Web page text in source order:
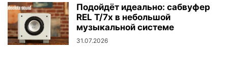
Подойдёт идеально: сабвуфер
REL T/7x в небольшой
музыкальной системе
31.07.2026